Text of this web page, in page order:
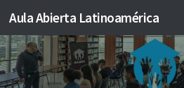
Saltar al contenido
Aula Abierta Latinoamérica